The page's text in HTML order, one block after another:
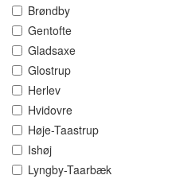
Brøndby
Gentofte
Gladsaxe
Glostrup
Herlev
Hvidovre
Høje-Taastrup
Ishøj
Lyngby-Taarbæk